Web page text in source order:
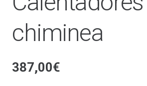
chiminea
387,00€